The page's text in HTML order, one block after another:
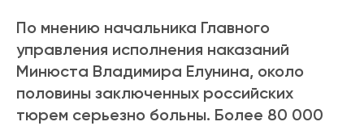
По мнению начальника Главного
управления исполнения наказаний
Минюста Владимира Елунина, около
половины заключенных российских
тюрем серьезно больны. Более 80 000